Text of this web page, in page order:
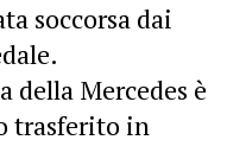
soccorsa dai
della Mercedes è
trasferito in